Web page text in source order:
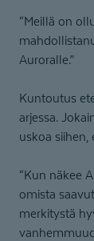
“Meillä on
Auroralle.”
Kuntoutus
arjessa.
uskoa
“Kun näkee
omista
merkitystä